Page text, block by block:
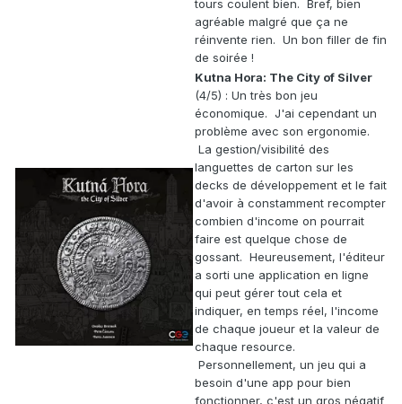
tours coulent bien. Bref, bien
agréable malgré que ça ne
réinvente rien. Un bon filler de fin
de soirée !
Kutna Hora: The City of Silver
(4/5) : Un très bon jeu
économique. J'ai cependant un
problème avec son ergonomie.
La gestion/visibilité des
languettes de carton sur les
decks de développement et le fait
d'avoir à constamment recompter
combien d'income on pourrait
faire est quelque chose de
gossant. Heureusement, l'éditeur
a sorti une application en ligne
qui peut gérer tout cela et
indiquer, en temps réel, l'income
de chaque joueur et la valeur de
chaque resource.
Personnellement, un jeu qui a
besoin d'une app pour bien
fonctionner, c'est un gros négatif